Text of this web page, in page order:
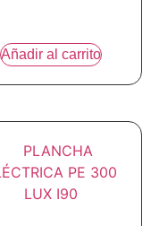
Añadir al carrito